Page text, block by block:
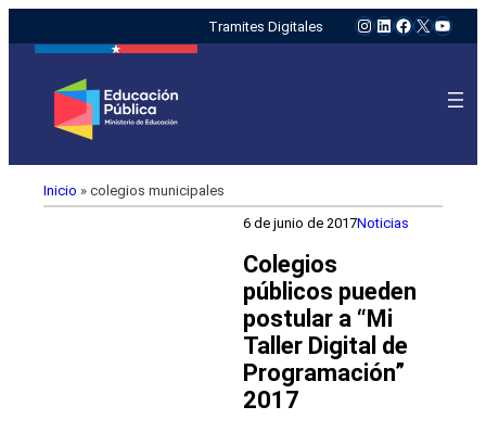
Tramites Digitales Instagram
LinkedIn
Facebook
X
Inicio » colegios municipales
6 de junio de 2017Noticias
Colegios
públicos pueden
postular a “Mi
Taller Digital de
Programación”
2017